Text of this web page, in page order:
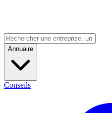
Annuaire
Conseils